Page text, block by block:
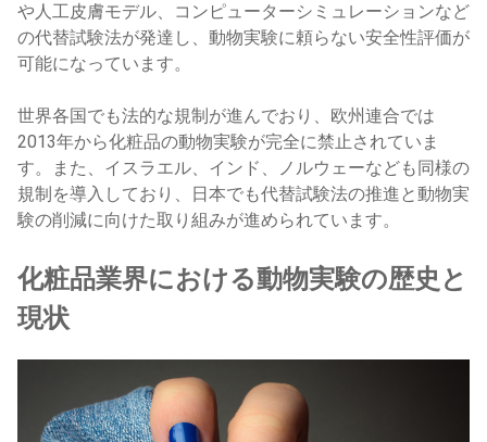
や人工皮膚モデル、コンピューターシミュレーションなど
の代替試験法が発達し、動物実験に頼らない安全性評価が
可能になっています。
世界各国でも法的な規制が進んでおり、欧州連合では
2013年から化粧品の動物実験が完全に禁止されていま
す。また、イスラエル、インド、ノルウェーなども同様の
規制を導入しており、日本でも代替試験法の推進と動物実
験の削減に向けた取り組みが進められています。
化粧品業界における動物実験の歴史と
現状